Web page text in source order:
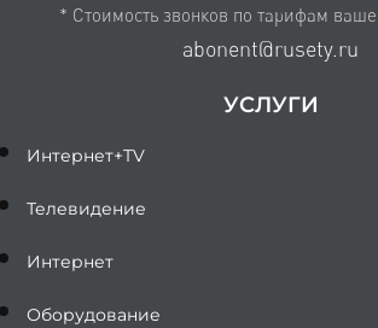
* Стоимость звонков по тарифам
abonent@rusety.ru
УСЛУГИ
Интернет+TV
Телевидение
Интернет
Оборудование